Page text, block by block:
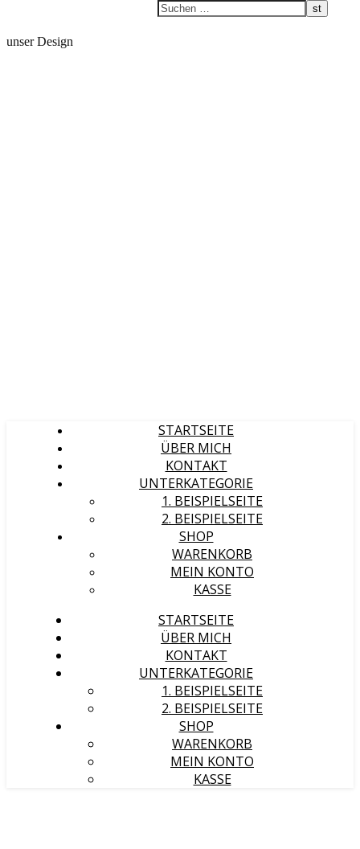
unser Design
STARTSEITE
ÜBER MICH
KONTAKT
UNTERKATEGORIE
1. BEISPIELSEITE
2. BEISPIELSEITE
SHOP
WARENKORB
MEIN KONTO
KASSE
STARTSEITE
ÜBER MICH
KONTAKT
UNTERKATEGORIE
1. BEISPIELSEITE
2. BEISPIELSEITE
SHOP
WARENKORB
MEIN KONTO
KASSE